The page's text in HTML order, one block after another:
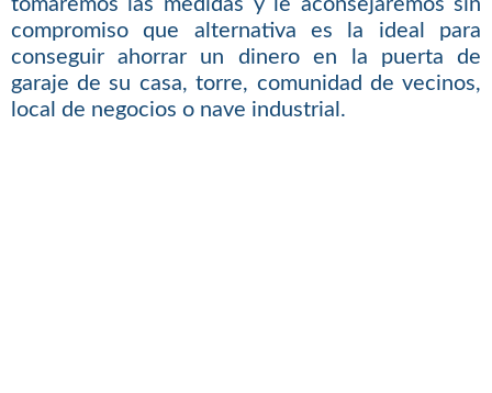
tomaremos las medidas y le aconsejaremos sin
compromiso que alternativa es la ideal para
conseguir ahorrar un dinero en la puerta de
garaje de su casa, torre, comunidad de vecinos,
local de negocios o nave industrial.